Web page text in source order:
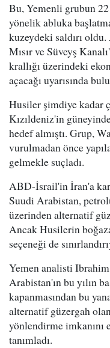
Bu, Yemenli grubun
yönelik abluka
kuzeydeki saldırı
Mısır ve Süveyş
krallığı üzerindeki
açacağı uyarısında
Husiler şimdiye kadar
Kızıldeniz'in
hedef almıştı. Grup,
vurulmadan önce
gelmekle suçladı.
ABD-İsrail'in İran'a
Suudi Arabistan,
üzerinden alternatif
Ancak Husilerin
seçeneği de
Yemen analisti
Arabistan'ın bu yılın
kapanmasından bu
alternatif güzergah
yönlendirme
tanımladı.